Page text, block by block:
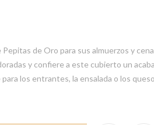
de Oro para sus almuerzos y
y confiere a este cubierto un
los entrantes, la ensalada o los